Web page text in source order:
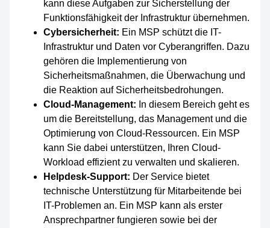
kann diese Aufgaben zur Sicherstellung der
Funktionsfähigkeit der Infrastruktur übernehmen.
Cybersicherheit: Ein MSP schützt die IT-
Infrastruktur und Daten vor Cyberangriffen. Dazu
gehören die Implementierung von
Sicherheitsmaßnahmen, die Überwachung und
die Reaktion auf Sicherheitsbedrohungen.
Cloud-Management: In diesem Bereich geht es
um die Bereitstellung, das Management und die
Optimierung von Cloud-Ressourcen. Ein MSP
kann Sie dabei unterstützen, Ihren Cloud-
Workload effizient zu verwalten und skalieren.
Helpdesk-Support: Der Service bietet
technische Unterstützung für Mitarbeitende bei
IT-Problemen an. Ein MSP kann als erster
Ansprechpartner fungieren sowie bei der